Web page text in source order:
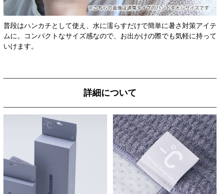
普段はハンカチとして使え、水に濡らすだけで簡単に暑さ対策アイテ
ムに。コンパクトなサイズ感なので、お出かけの際でも気軽に持って
いけます。
詳細について